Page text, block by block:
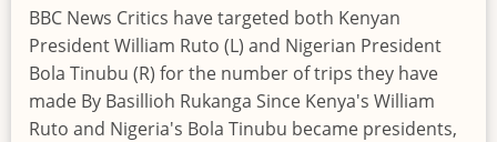
BBC News Critics have targeted both Kenyan
President William Ruto (L) and Nigerian President
Bola Tinubu (R) for the number of trips they have
made By Basillioh Rukanga Since Kenya's William
Ruto and Nigeria's Bola Tinubu became presidents,